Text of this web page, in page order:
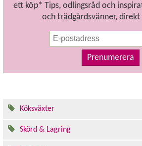
ett köp* Tips, odlingsråd och
och trädgårdsvänner, direkt
Prenumerera
Köksväxter
Skörd & Lagring